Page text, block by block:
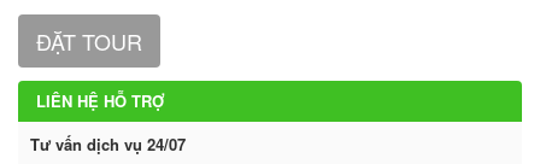
ĐẶT TOUR
LIÊN HỆ HỖ TRỢ
Tư vấn dịch vụ 24/07